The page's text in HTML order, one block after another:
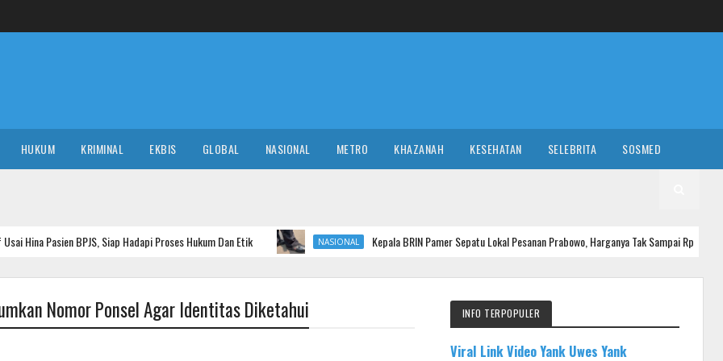
HUKUM KRIMINAL EKBIS GLOBAL NASIONAL METRO KHAZANAH KESEHATAN SELEBRITA SOSMED
Siap Hadapi Proses Hukum Dan Etik NASIONAL Kepala BRIN Pamer Sepatu Lokal Pesanan Prabowo, Harganya Tak Sampai Rp 80 Ribu
Nomor Ponsel Agar Identitas Diketahui INFO TERPOPULER
Viral Link Video Yank Uwes Yank